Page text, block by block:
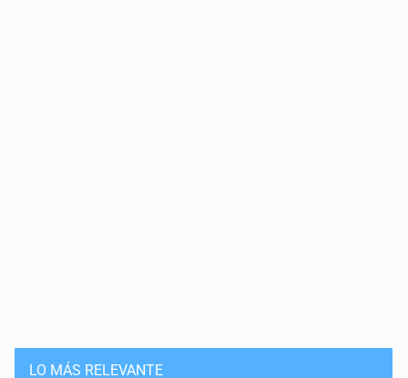
LO MÁS RELEVANTE